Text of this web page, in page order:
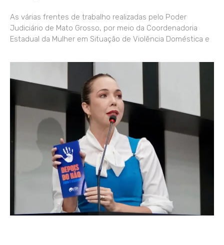
As várias frentes de trabalho realizadas pelo Poder
Judiciário de Mato Grosso, por meio da Coordenadoria
Estadual da Mulher em Situação de Violência Doméstica e